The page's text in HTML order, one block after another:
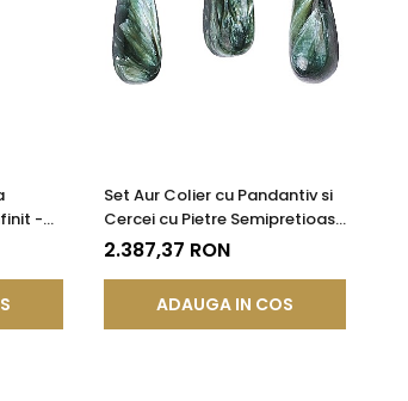
-
Set Aur Colier cu Pandantiv si
Cercei cu Pietre Semipretioase
Rare de Seraphinite - Piatra
Ingerilor
2.387,37 RON
ADAUGA IN COS